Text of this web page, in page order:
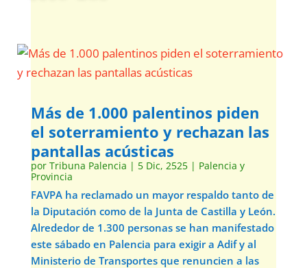
Más de 1.000 palentinos piden
el soterramiento y rechazan las
pantallas acústicas
por Tribuna Palencia | 5 Dic, 2525| Palencia y
Provincia
FAVPA ha reclamado un mayor respaldo tanto de
la Diputación como de la Junta de Castilla y León.
Alrededor de 1.300 personas se han manifestado
este sábado en Palencia para exigir a Adif y al
Ministerio de Transportes que renuncien a las